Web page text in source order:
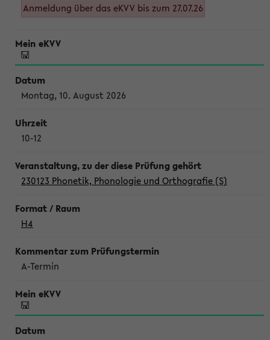
Anmeldung über das eKVV bis zum 27.07.26
Montag, 10. August 2026
10-12
230123 Phonetik, Phonologie und Orthografie (S)
H4
A-Termin